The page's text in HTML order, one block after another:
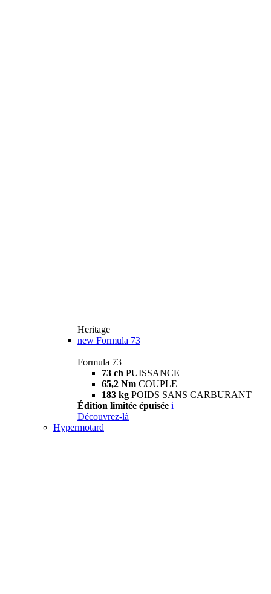
Heritage
new Formula 73
Formula 73
73 ch PUISSANCE
65,2 Nm COUPLE
183 kg POIDS SANS CARBURANT
Édition limitée épuisée i
Découvrez-là
Hypermotard